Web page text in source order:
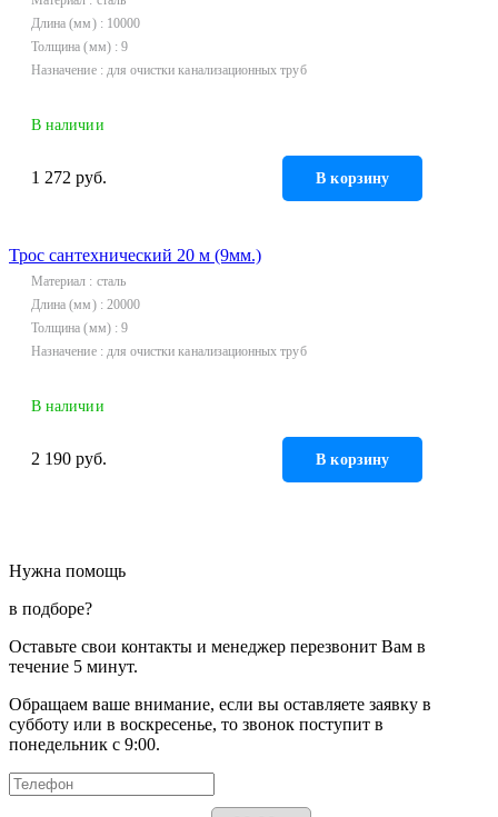
Длина (мм)
10000
Толщина (мм)
9
Назначение
для очистки канализационных труб
В наличии
1 272 руб. В корзину
Трос сантехнический 20 м (9мм.)
Материал
сталь
Длина (мм)
20000
Толщина (мм)
9
Назначение
для очистки канализационных труб
В наличии
2 190 руб. В корзину
Нужна помощь
в подборе?
Оставьте свои контакты и менеджер перезвонит Вам в
течение 5 минут.
Обращаем ваше внимание, если вы оставляете заявку в
субботу или в воскресенье, то звонок поступит в
понедельник с 9:00.
Инструмент
Прокладки (Фум. лен. нить) и комплектующие